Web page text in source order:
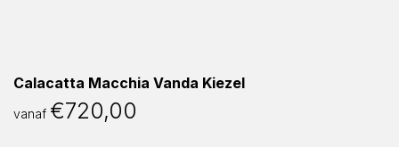
Calacatta Macchia Vanda Kiezel
vanaf €720,00